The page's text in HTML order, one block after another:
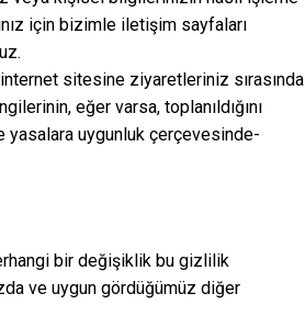
için bizimle iletişim sayfaları
sitesine ziyaretleriniz sırasında
eğer varsa, toplanıldığını
yasalara uygunluk çerçevesinde-
bir değişiklik bu gizlilik
ve uygun gördüğümüz diğer